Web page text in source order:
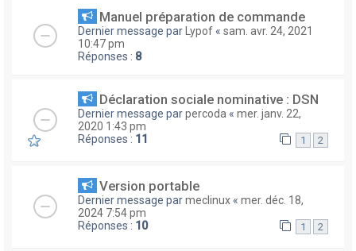
Manuel préparation de commande
Dernier message par Lypof « sam. avr. 24, 2021
10:47 pm
Réponses : 8
Déclaration sociale nominative : DSN
Dernier message parpercoda « mer. janv. 22,
2020 1:43 pm
Réponses : 11 1 2
Version portable
Dernier message parmeclinux « mer. déc. 18,
2024 7:54 pm
Réponses : 10 1 2